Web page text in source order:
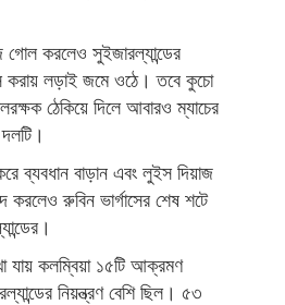
গোল করলেও সুইজারল্যান্ডের
করায় লড়াই জমে ওঠে। তবে কুচো
ঠেকিয়ে দিলে আবারও ম্যাচের
ব্যবধান বাড়ান এবং লুইস দিয়াজ
করলেও রুবিন ভার্গাসের শেষ শটে
যায় কলম্বিয়া ১৫টি আক্রমণ
নিয়ন্ত্রণ বেশি ছিল। ৫৩